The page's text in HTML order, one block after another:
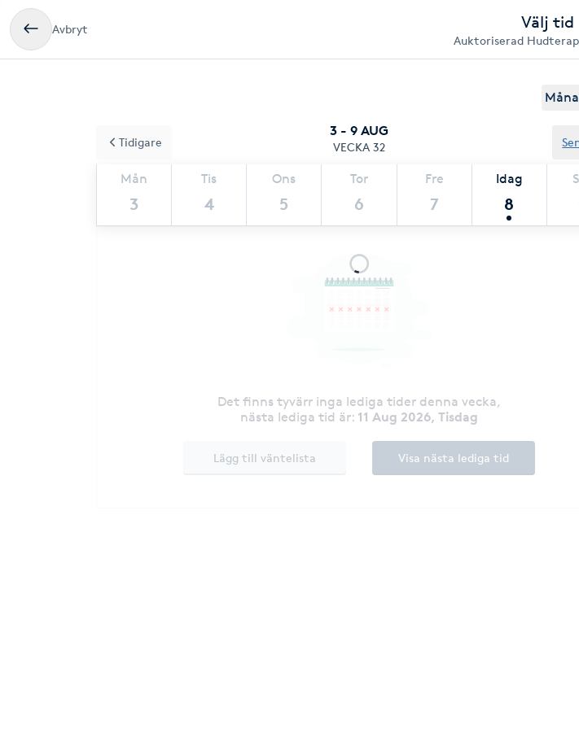
Avbryt Välj tid
Auktoriserad
3 - 9 AUG
VECKA 32
Mån
3
Tis
4
Ons
5
Tor
6
Fre
7
Idag
8
Tidigare
Det finns tyvärr inga lediga tider denna vecka,
nästa lediga tid är: 11 Aug 2026, Tisdag
Lägg till väntelista Visa nästa lediga tid